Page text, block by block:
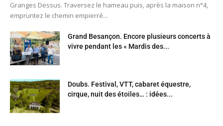
Granges Dessus. Traversez le hameau puis, après la maison n°4,
empruntez le chemin empierré...
Grand Besançon. Encore plusieurs concerts à
vivre pendant les « Mardis des...
Doubs. Festival, VTT, cabaret équestre,
cirque, nuit des étoiles… : idées...